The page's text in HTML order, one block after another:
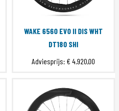
WAKE 6560 EVO II DIS WHT
DT180 SHI
Adviesprijs: € 4.920,00